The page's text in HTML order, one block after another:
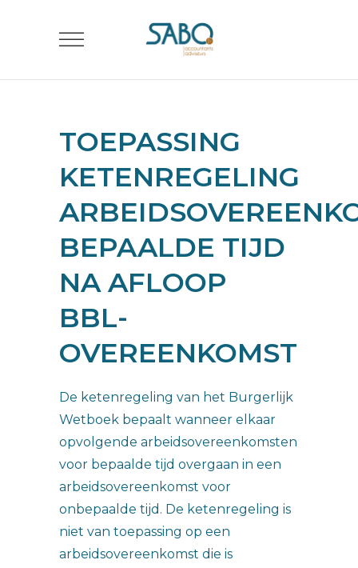
TOEPASSING
KETENREGELING
BEPAALDE TIJD
NA AFLOOP
BBL-
OVEREENKOMST
De ketenregeling van het Burgerlijk
Wetboek bepaalt wanneer elkaar
opvolgende arbeidsovereenkomsten
voor bepaalde tijd overgaan in een
arbeidsovereenkomst voor
onbepaalde tijd. De ketenregeling is
niet van toepassing op een
arbeidsovereenkomst die is